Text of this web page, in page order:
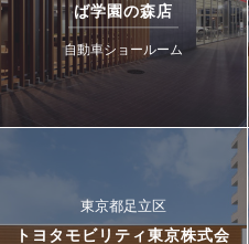
ば学園の森店
自動車ショールーム
東京都足立区
トヨタモビリティ東京株式会